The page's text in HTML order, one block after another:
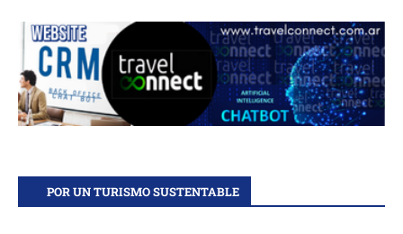
POR UN TURISMO SUSTENTABLE